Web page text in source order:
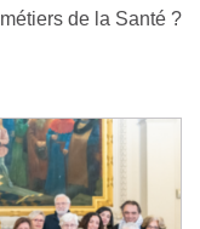
de la Santé ?